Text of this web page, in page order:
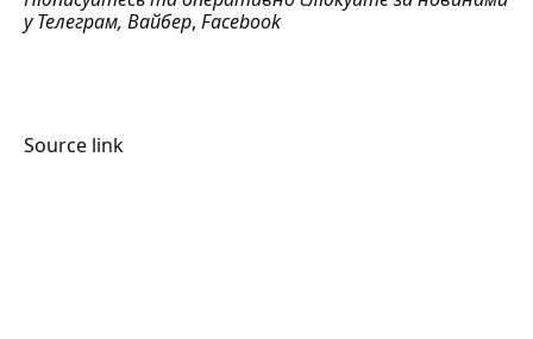
уТелеграм, Вайбер, Facebook
Source link